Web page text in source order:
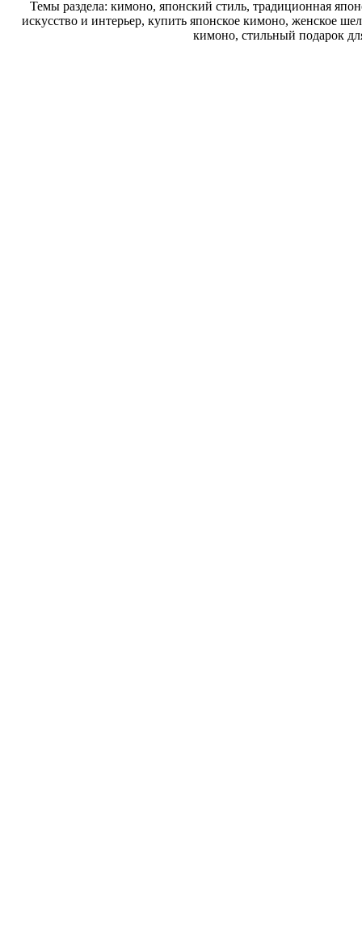
Темы раздела: кимоно, японский стиль, традиционная
искусство и интерьер, купить японское кимоно, женское
кимоно, стильный подарок